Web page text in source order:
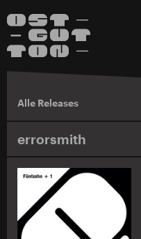
Alle Releases
errorsmith